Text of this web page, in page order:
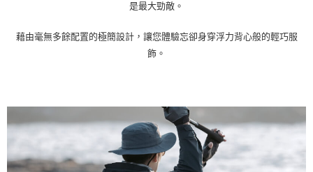
是最大勁敵。
藉由毫無多餘配置的極簡設計，讓您體驗忘卻身穿浮力背心般的輕巧服
飾。